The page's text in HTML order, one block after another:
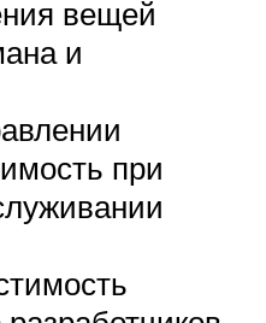
вещей
и
при